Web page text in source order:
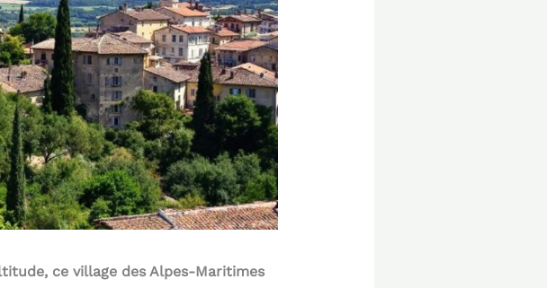
ce village des Alpes-Maritimes